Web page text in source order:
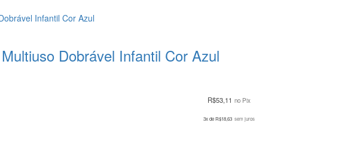
Dobrável Infantil Cor Azul
R$53,11 no Pix
3x deR$18,63 sem juros